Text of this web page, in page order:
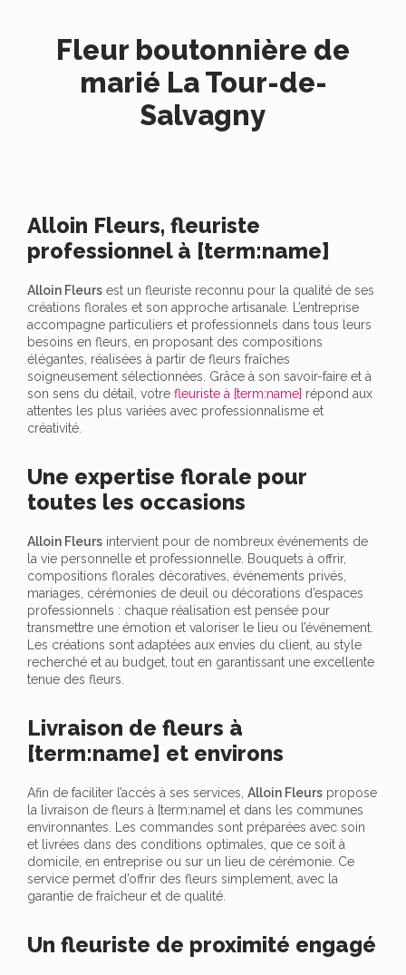
Fleur boutonnière de
marié La Tour-de-
Salvagny
Alloin Fleurs, fleuriste
professionnel à [term:name]
Alloin Fleurs est un fleuriste reconnu pour la qualité de ses
créations florales et son approche artisanale. L’entreprise
accompagne particuliers et professionnels dans tous leurs
besoins en fleurs, en proposant des compositions
élégantes, réalisées à partir de fleurs fraîches
soigneusement sélectionnées. Grâce à son savoir-faire et à
son sens du détail, votre fleuriste à [term:name] répond aux
attentes les plus variées avec professionnalisme et
créativité.
Une expertise florale pour
toutes les occasions
Alloin Fleurs intervient pour de nombreux événements de
la vie personnelle et professionnelle. Bouquets à offrir,
compositions florales décoratives, événements privés,
mariages, cérémonies de deuil ou décorations d’espaces
professionnels : chaque réalisation est pensée pour
transmettre une émotion et valoriser le lieu ou l’événement.
Les créations sont adaptées aux envies du client, au style
recherché et au budget, tout en garantissant une excellente
tenue des fleurs.
Livraison de fleurs à
[term:name] et environs
Afin de faciliter l’accès à ses services, Alloin Fleurs propose
la livraison de fleurs à [term:name] et dans les communes
environnantes. Les commandes sont préparées avec soin
et livrées dans des conditions optimales, que ce soit à
domicile, en entreprise ou sur un lieu de cérémonie. Ce
service permet d’offrir des fleurs simplement, avec la
garantie de fraîcheur et de qualité.
Un fleuriste de proximité engagé